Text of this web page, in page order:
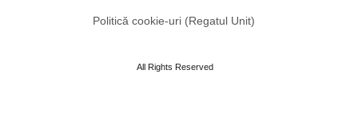
Politică cookie-uri (Regatul Unit)
All Rights Reserved